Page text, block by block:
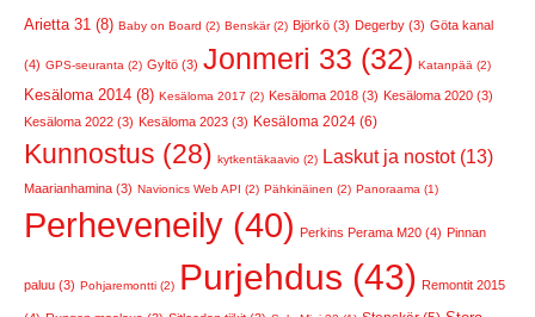
Arietta 31 (8) Baby on Board (2) Benskär (2) Björkö (3) Degerby (3) Göta kanal
(4) GPS-seuranta (2) Gyltö (3) Jonmeri 33 (32) Katanpää (2)
Kesäloma 2014 (8) Kesäloma 2017 (2) Kesäloma 2018 (3) Kesäloma 2020 (3)
Kesäloma 2022 (3) Kesäloma 2023 (3) Kesäloma 2024 (6)
Kunnostus (28) kytkentäkaavio (2) Laskut ja nostot (13)
Maarianhamina (3) Navionics Web API (2) Pähkinäinen (2) Panoraama (1)
Perheveneily (40) Perkins Perama M20 (4) Pinnan
paluu (3) Pohjaremontti (2) Purjehdus (43) Remontit 2015